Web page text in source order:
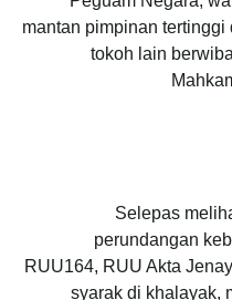
mantan pimpinan
tokoh lain
Selepas
perundangan
RUU164, RUU Akta
syarak di khalayak,